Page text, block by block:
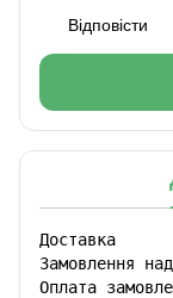
Відповісти
Доставка
Замовлення
Оплата